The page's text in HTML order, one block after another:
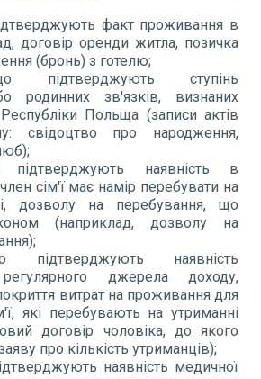
факт проживання в
договір оренди житла, позичка
(бронь) з готелю;
підтверджують ступінь
родинних зв'язків, визнаних
Польща (записи актів
свідоцтво про народження,
наявність в
сім'ї має намір перебувати на
дозволу на перебування, що
(наприклад, дозволу на
підтверджують наявність
джерела доходу,
витрат на проживання для
які перебувають на утриманні
договір чоловіка, до якого
про кількість утриманців);
наявність медичної